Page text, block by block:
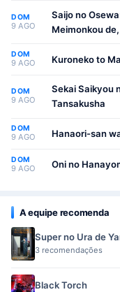
DOM
9 AGO
Saijo no
Meimonkou
Osewa suru
DOM
9 AGO Kuroneko to
DOM
9 AGO
Sekai Saikyou
Tansakusha
DOM
9 AGO Hanaori-san
DOM
9 AGO Oni no
A equipe recomenda
Super no Ura de
3 recomendações
Black Torch